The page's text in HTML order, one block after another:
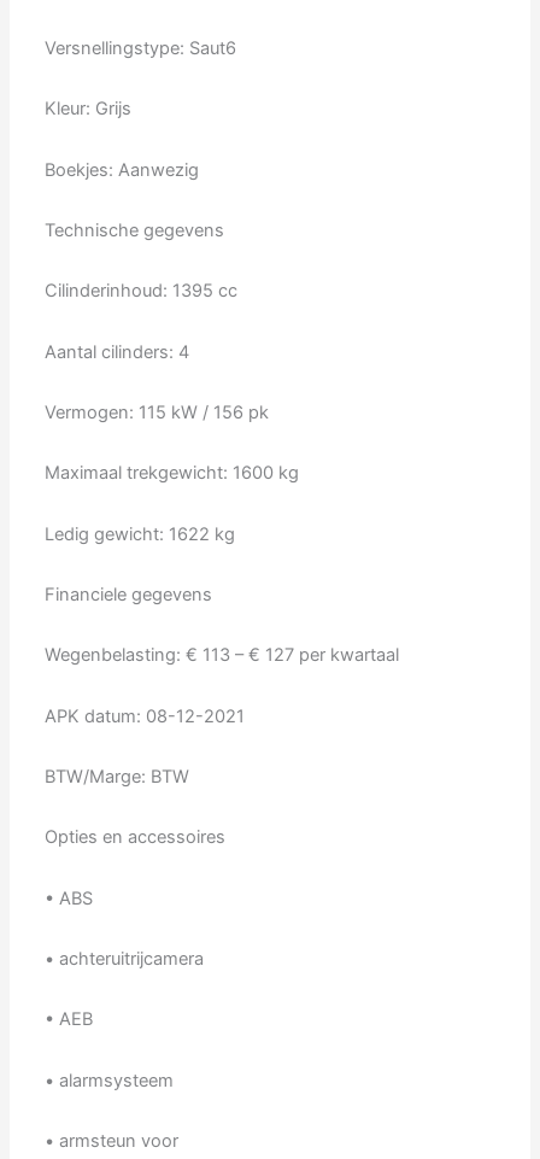
Versnellingstype: Saut6
Kleur: Grijs
Boekjes: Aanwezig
Technische gegevens
Cilinderinhoud: 1395 cc
Aantal cilinders: 4
Vermogen: 115 kW / 156 pk
Maximaal trekgewicht: 1600 kg
Ledig gewicht: 1622 kg
Financiele gegevens
Wegenbelasting: € 113 – € 127 per kwartaal
APK datum: 08-12-2021
BTW/Marge: BTW
Opties en accessoires
• ABS
• achteruitrijcamera
• AEB
• alarmsysteem
• armsteun voor